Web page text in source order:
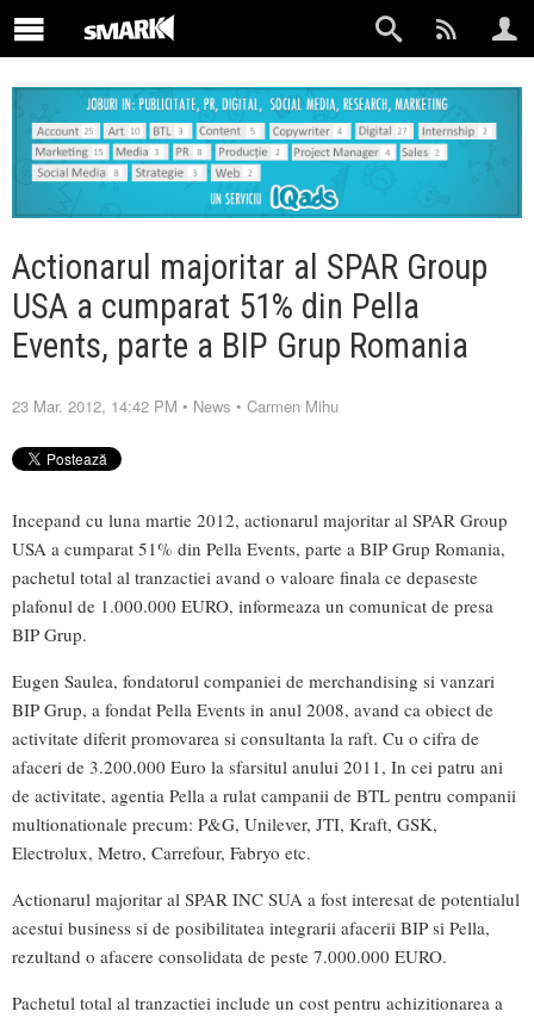
Actionarul majoritar al SPAR Group
USA a cumparat 51% din Pella
Events, parte a BIP Grup Romania
23 Mar. 2012, 14:42 PM • News • Carmen Mihu
Incepand cu luna martie 2012, actionarul majoritar al SPAR Group
USA a cumparat 51% din Pella Events, parte a BIP Grup Romania,
pachetul total al tranzactiei avand o valoare finala ce depaseste
plafonul de 1.000.000 EURO, informeaza un comunicat de presa
BIP Grup.
Eugen Saulea, fondatorul companiei de merchandising si vanzari
BIP Grup, a fondat Pella Events in anul 2008, avand ca obiect de
activitate diferit promovarea si consultanta la raft. Cu o cifra de
afaceri de 3.200.000 Euro la sfarsitul anului 2011, In cei patru ani
de activitate, agentia Pella a rulat campanii de BTL pentru companii
multionationale precum: P&G, Unilever, JTI, Kraft, GSK,
Electrolux, Metro, Carrefour, Fabryo etc.
Actionarul majoritar al SPAR INC SUA a fost interesat de potentialul
acestui business si de posibilitatea integrarii afacerii BIP si Pella,
rezultand o afacere consolidata de peste 7.000.000 EURO.
Pachetul total al tranzactiei include un cost pentru achizitionarea a